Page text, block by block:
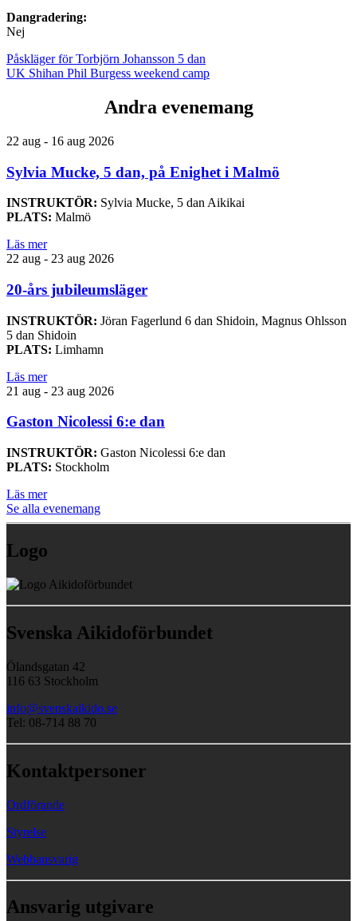
Dangradering:
Nej
Påskläger för Torbjörn Johansson 5 dan
UK Shihan Phil Burgess weekend camp
Andra evenemang
22 aug - 16 aug 2026
Sylvia Mucke, 5 dan, på Enighet i Malmö
INSTRUKTÖR: Sylvia Mucke, 5 dan Aikikai
PLATS: Malmö
Läs mer
22 aug - 23 aug 2026
20-års jubileumsläger
INSTRUKTÖR: Jöran Fagerlund 6 dan Shidoin, Magnus Ohlsson
5 dan Shidoin
PLATS: Limhamn
Läs mer
21 aug - 23 aug 2026
Gaston Nicolessi 6:e dan
INSTRUKTÖR: Gaston Nicolessi 6:e dan
PLATS: Stockholm
Läs mer
Se alla evenemang
Logo
Svenska Aikidoförbundet
Ölandsgatan 42
116 63 Stockholm
info@svenskaikido.se
Tel: 08-714 88 70
Kontaktpersoner
Ordförande
Styrelse
Webbansvarig
Ansvarig utgivare